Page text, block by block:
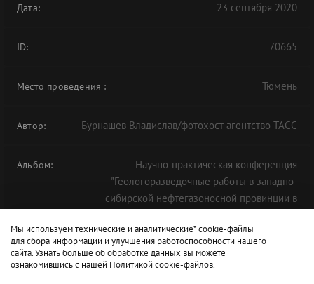
Дата: 23 сентября 2020
ID: 70665
Место проведения : Тюмень
Автор: Бурнашев Владислав/фотохост-агентство ТАСС
Альбом:
Научно-практическая конференция
"Геологоразведочные работы в западно-
сибирской нефтегазоносной провинции в
Мы используем технические и аналитические* cookie-файлы
для сбора информации и улучшения работоспособности нашего
сайта. Узнать больше об обработке данных вы можете
ознакомившись с нашей Политикой cookie-файлов.